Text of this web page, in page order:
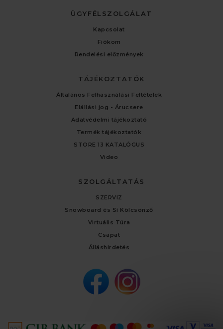
ÜGYFÉLSZOLGÁLAT
Kapcsolat
Fiókom
Rendelési előzmények
TÁJÉKOZTATÓK
Általános Felhasználási Feltételek
Elállási jog - Árucsere
Adatvédelmi tájékoztató
Termék tájékoztatók
STORE 13 KATALÓGUS
Video
SZOLGÁLTATÁS
SZERVIZ
Snowboard és Sí Kölcsönző
Virtuális Túra
Csapat
Álláshirdetés